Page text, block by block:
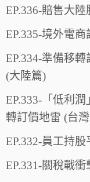
EP.336-賠售大
EP.335-境外電
EP.334-準備移
(大陸篇)
EP.333-「低利
轉訂價地雷 (台
EP.332-員工持
EP.331-關稅戰